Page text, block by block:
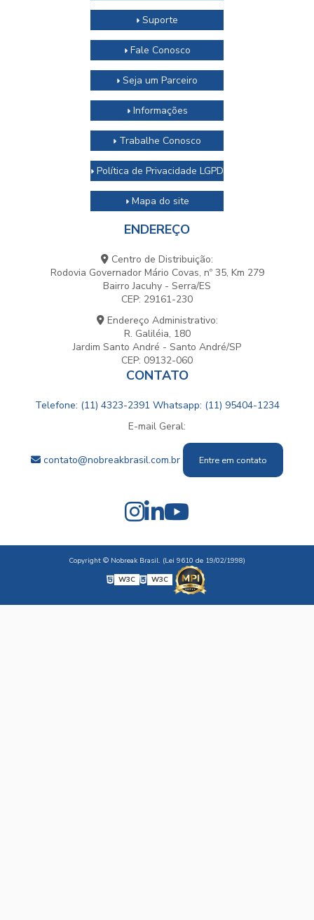
Suporte
Fale Conosco
Seja um Parceiro
Informações
Trabalhe Conosco
Política de Privacidade LGPD
Mapa do site
ENDEREÇO
Centro de Distribuição:
Rodovia Governador Mário Covas, nº 35, Km 279
Bairro Jacuhy - Serra/ES
CEP: 29161-230
Endereço Administrativo:
R. Galiléia, 180
Jardim Santo André - Santo André/SP
CEP: 09132-060
CONTATO
Telefone: (11) 4323-2391 Whatsapp: (11) 95404-1234
E-mail Geral:
contato@nobreakbrasil.com.br Entre em contato
Copyright © Nobreak Brasil. (Lei 9610 de 19/02/1998)
W3C
W3C